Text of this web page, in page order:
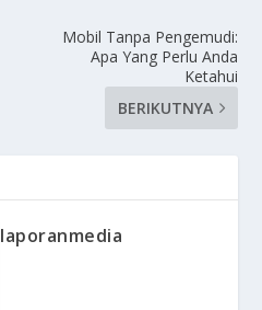
Mobil Tanpa Pengemudi:
Apa Yang Perlu Anda
Ketahui
BERIKUTNYA
laporanmedia